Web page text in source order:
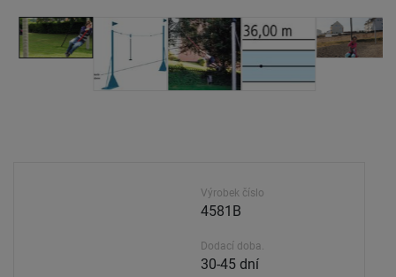
Výrobek číslo
4581B
Dodací doba.
30-45 dní